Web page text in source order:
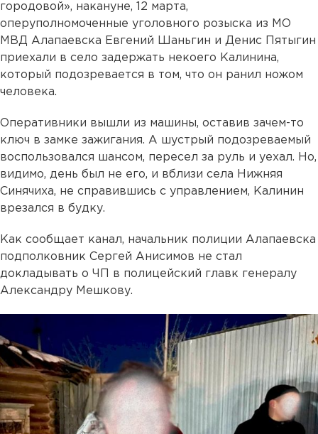
городовой», накануне, 12 марта,
оперуполномоченные уголовного розыска из МО
МВД Алапаевска Евгений Шаньгин и Денис Пятыгин
приехали в село задержать некоего Калинина,
который подозревается в том, что он ранил ножом
человека.
Оперативники вышли из машины, оставив зачем-то
ключ в замке зажигания. А шустрый подозреваемый
воспользовался шансом, пересел за руль и уехал. Но,
видимо, день был не его, и вблизи села Нижняя
Синячиха, не справившись с управлением, Калинин
врезался в будку.
Как сообщает канал, начальник полиции Алапаевска
подполковник Сергей Анисимов не стал
докладывать о ЧП в полицейский главк генералу
Александру Мешкову.